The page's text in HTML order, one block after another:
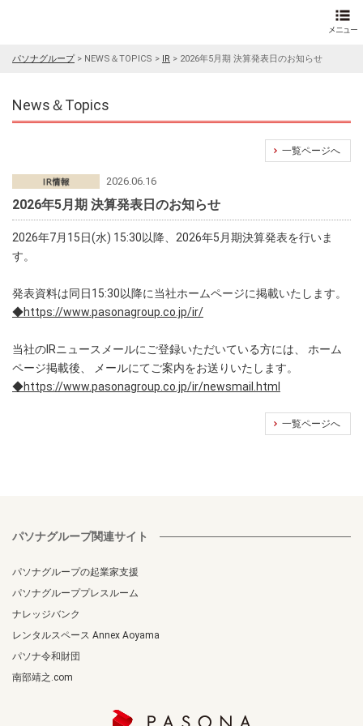
パソナグループ> NEWS＆TOPICS > IR > 2026年5月期 決算発表日のお知らせ
News＆Topics
一覧ページへ
2026.06.16
2026年5月期 決算発表日のお知らせ
2026年7月15日(水) 15:30以降、2026年5月期決算発表を行いま
す。
発表資料は同日15:30以降に当社ホームページに掲載いたします。
◆https://www.pasonagroup.co.jp/ir/
当社のIRニュースメールにご登録いただいている方には、 ホーム
ページ掲載後、 メールにてご案内をお送りいたします。
◆https://www.pasonagroup.co.jp/ir/newsmail.html
一覧ページへ
パソナグループ関連サイト
パソナグループの起業家支援
パソナグループプレスルーム
ナレッジバンク
レンタルスペース Annex Aoyama
パソナ令和財団
南部靖之.com